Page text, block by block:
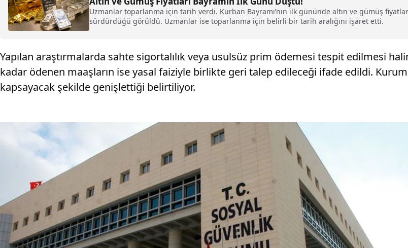
Uzmanlar toparlanma için tarih verdi. Kurban Bayramı’nın ilk gününde altın ve gümüş
sürdürdüğü görüldü. Uzmanlar ise toparlanma için belirli bir tarih aralığını işaret etti.
Yapılan araştırmalarda sahte sigortalılık veya usulsüz prim ödemesi tespit edilmesi
kadar ödenen maaşların ise yasal faiziyle birlikte geri talep edileceği ifade edildi.
kapsayacak şekilde genişlettiği belirtiliyor.